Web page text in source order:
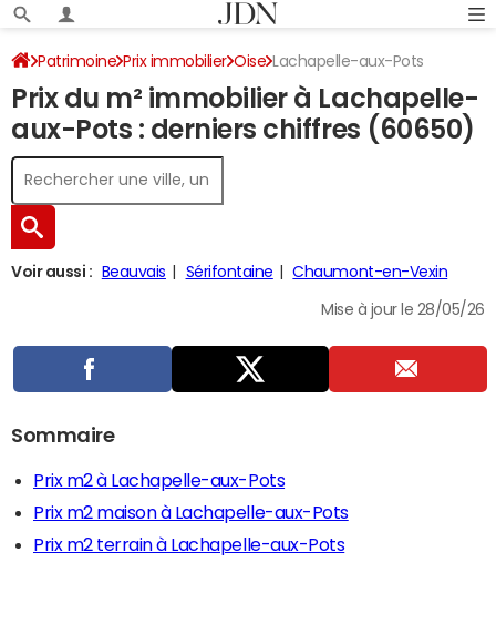
Patrimoine Prix immobilier Oise Lachapelle-aux-Pots
Prix du m² immobilier à Lachapelle-
aux-Pots : derniers chiffres (60650)
Voir aussi : Beauvais Sérifontaine Chaumont-en-Vexin
Mise à jour le 28/05/26
Sommaire
Prix m2 à Lachapelle-aux-Pots
Prix m2 maison à Lachapelle-aux-Pots
Prix m2 terrain à Lachapelle-aux-Pots